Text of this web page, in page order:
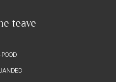
teave
POOD